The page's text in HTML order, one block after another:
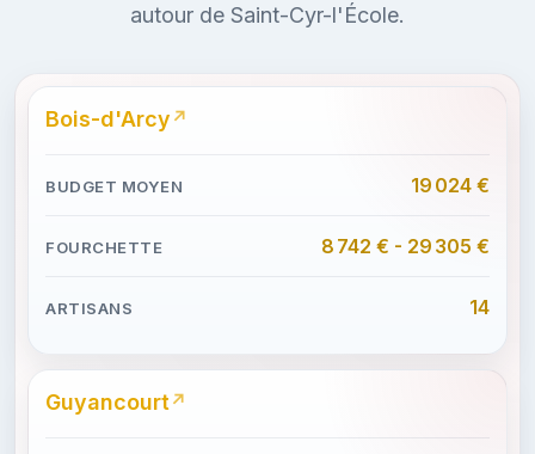
autour de Saint-Cyr-l'École.
Bois-d'Arcy
19 024 €
8 742 € - 29 305 €
14
Guyancourt